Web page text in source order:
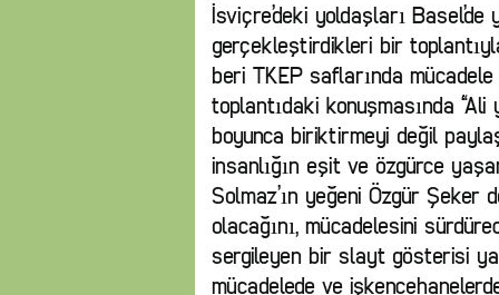
İsviçre’deki yoldaşları
gerçekleştirdikleri bir
beri TKEP saflarında
toplantıdaki konuşmasında
boyunca biriktirmeyi değil
insanlığın eşit ve özgürce
Solmaz’ın yeğeni Özgür Şeker
olacağını, mücadelesini
sergileyen bir slayt gösterisi
mücadelede ve